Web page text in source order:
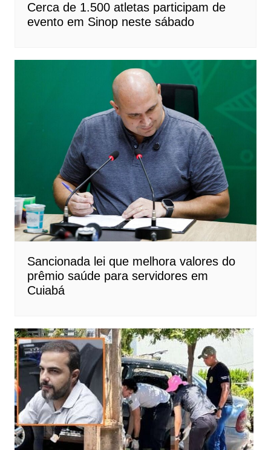
Cerca de 1.500 atletas participam de
evento em Sinop neste sábado
Sancionada lei que melhora valores do
prêmio saúde para servidores em
Cuiabá